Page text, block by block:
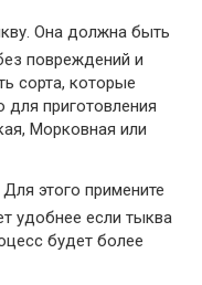
Она должна быть
повреждений и
сорта, которые
для приготовления
Морковная или
этого примените
удобнее если тыква
будет более